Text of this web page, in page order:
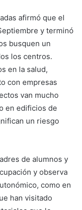
afirmó que el
y terminó
busquen un
los centros.
en la salud,
con empresas
van mucho
en edificios de
un riesgo
de alumnos y
y observa
como en
han visitado